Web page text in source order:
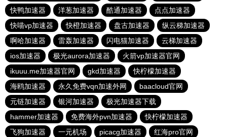
快鸭加速器
洋葱加速器 酷通加速器
点点加速器
快喵vp加速器
快橙加速器 盘古加速器
纵云梯加速器
啊哈加速器
雷轰加速器 闪电猫加速器
云梯加速器
ios加速器
极光aurora加速器
火箭vp加速器官网
ikuuu.me加速器官网
gkd加速器
快柠檬加速器
海鸥加速器
永久免费vqn加速外网
baacloud官网
元链加速器
银河加速器
极光加速器下载
hammer加速器
免费海外pvn加速器
快柠檬加速器
飞狗加速器
一元机场 picacg加速器 红海pro官网